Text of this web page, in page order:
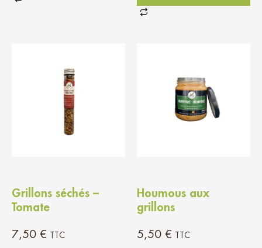
Grillons séchés –
Tomate
7,50 € TTC
Houmous aux
grillons
5,50 € TTC